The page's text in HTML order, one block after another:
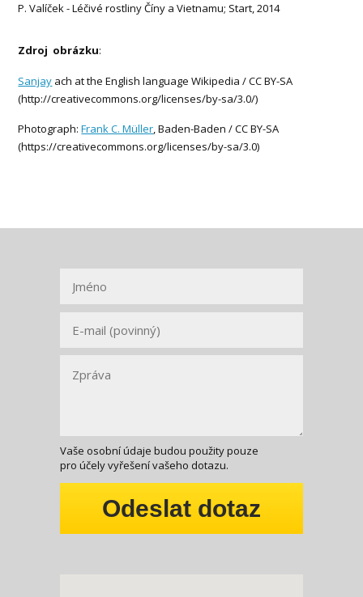
P. Valíček - Léčivé rostliny Číny a Vietnamu; Start, 2014
Zdroj obrázku:
Sanjay ach at the English language Wikipedia / CC BY-SA
(http://creativecommons.org/licenses/by-sa/3.0/)
Photograph:Frank C. Müller, Baden-Baden / CC BY-SA
(https://creativecommons.org/licenses/by-sa/3.0)
Vaše osobní údaje budou použity pouze
pro účely vyřešení vašeho dotazu.
Odeslat dotaz